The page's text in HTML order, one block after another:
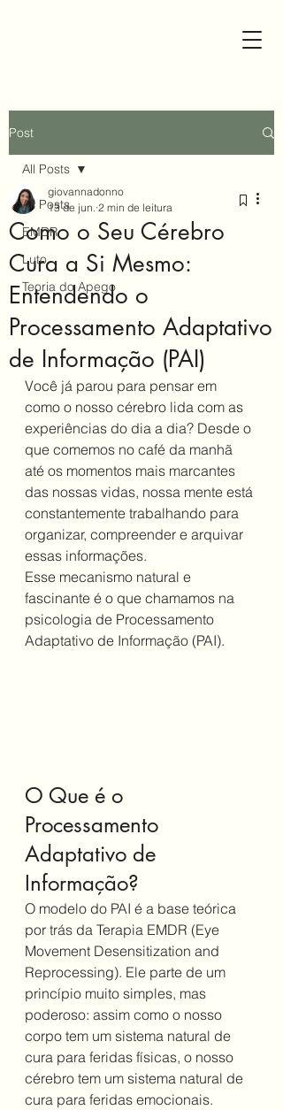
Post
All Posts
EMDR
Luto
Teoria do Apego
All Posts
Como o Seu Cérebro
Cura a Si Mesmo:
Entendendo o
Processamento Adaptativo
de Informação (PAI)
giovannadonno
13 de jun. 2 min de leitura
Você já parou para pensar em
como o nosso cérebro lida com as
experiências do dia a dia? Desde o
que comemos no café da manhã
até os momentos mais marcantes
das nossas vidas, nossa mente está
constantemente trabalhando para
organizar, compreender e arquivar
essas informações.
Esse mecanismo natural e
fascinante é o que chamamos na
psicologia de Processamento
Adaptativo de Informação (PAI).
O Que é o
Processamento
Adaptativo de
Informação?
O modelo do PAI é a base teórica
por trás da Terapia EMDR (Eye
Movement Desensitization and
Reprocessing). Ele parte de um
princípio muito simples, mas
poderoso: assim como o nosso
corpo tem um sistema natural de
cura para feridas físicas, o nosso
cérebro tem um sistema natural de
cura para feridas emocionais.